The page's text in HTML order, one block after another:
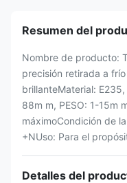
Resumen del
Nombre de producto:
precisión retirada a
brillanteMaterial:
88m m, PESO: 1-15m
máximoCondición de
+NUso: Para el
Detalles del